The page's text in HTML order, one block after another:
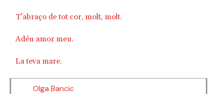
T’abraço de tot cor, molt, molt.
Adéu amor meu.
La teva mare.
Olga Bancic